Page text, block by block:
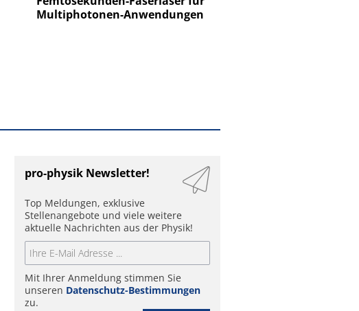
Multiphotonen-Anwendungen
pro-physik Newsletter!
Top Meldungen, exklusive
Stellenangebote und viele weitere
aktuelle Nachrichten aus der Physik!
Mit Ihrer Anmeldung stimmen Sie
unseren Datenschutz-Bestimmungen
zu.